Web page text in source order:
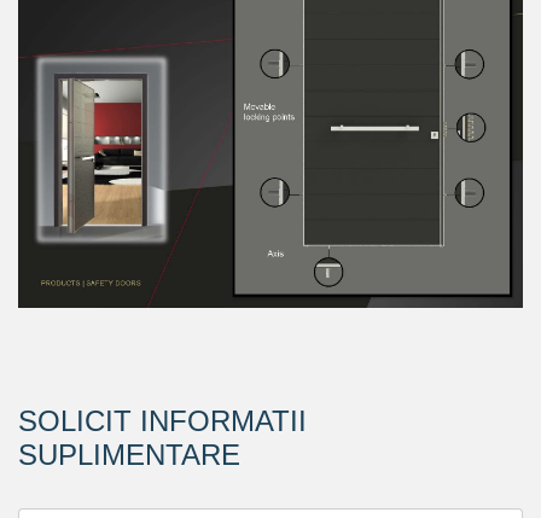
SOLICIT INFORMATII
SUPLIMENTARE